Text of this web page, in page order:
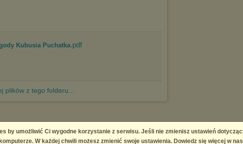
Kubusia Puchatka.pdf
plików z tego folderu...
infringement
by umożliwić Ci wygodne korzystanie z serwisu. Jeśli nie zmienisz ustawień
W każdej chwili możesz zmienić swoje ustawienia. Dowiedz się więcej w